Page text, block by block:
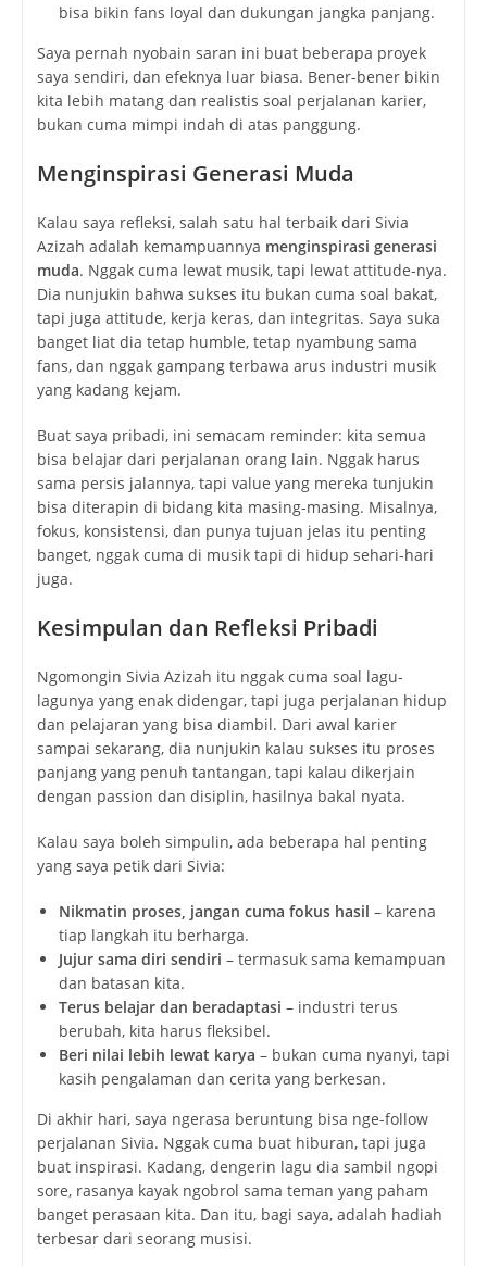
bisa bikin fans loyal dan dukungan jangka panjang.
Saya pernah nyobain saran ini buat beberapa proyek
saya sendiri, dan efeknya luar biasa. Bener-bener bikin
kita lebih matang dan realistis soal perjalanan karier,
bukan cuma mimpi indah di atas panggung.
Menginspirasi Generasi Muda
Kalau saya refleksi, salah satu hal terbaik dari Sivia
Azizah adalah kemampuannya menginspirasi generasi
muda. Nggak cuma lewat musik, tapi lewat attitude-nya.
Dia nunjukin bahwa sukses itu bukan cuma soal bakat,
tapi juga attitude, kerja keras, dan integritas. Saya suka
banget liat dia tetap humble, tetap nyambung sama
fans, dan nggak gampang terbawa arus industri musik
yang kadang kejam.
Buat saya pribadi, ini semacam reminder: kita semua
bisa belajar dari perjalanan orang lain. Nggak harus
sama persis jalannya, tapi value yang mereka tunjukin
bisa diterapin di bidang kita masing-masing. Misalnya,
fokus, konsistensi, dan punya tujuan jelas itu penting
banget, nggak cuma di musik tapi di hidup sehari-hari
juga.
Kesimpulan dan Refleksi Pribadi
Ngomongin Sivia Azizah itu nggak cuma soal lagu-
lagunya yang enak didengar, tapi juga perjalanan hidup
dan pelajaran yang bisa diambil. Dari awal karier
sampai sekarang, dia nunjukin kalau sukses itu proses
panjang yang penuh tantangan, tapi kalau dikerjain
dengan passion dan disiplin, hasilnya bakal nyata.
Kalau saya boleh simpulin, ada beberapa hal penting
yang saya petik dari Sivia:
Nikmatin proses, jangan cuma fokus hasil – karena
tiap langkah itu berharga.
Jujur sama diri sendiri – termasuk sama kemampuan
dan batasan kita.
Terus belajar dan beradaptasi – industri terus
berubah, kita harus fleksibel.
Beri nilai lebih lewat karya – bukan cuma nyanyi, tapi
kasih pengalaman dan cerita yang berkesan.
Di akhir hari, saya ngerasa beruntung bisa nge-follow
perjalanan Sivia. Nggak cuma buat hiburan, tapi juga
buat inspirasi. Kadang, dengerin lagu dia sambil ngopi
sore, rasanya kayak ngobrol sama teman yang paham
banget perasaan kita. Dan itu, bagi saya, adalah hadiah
terbesar dari seorang musisi.